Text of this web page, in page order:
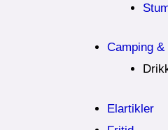
Camping
Elartikler